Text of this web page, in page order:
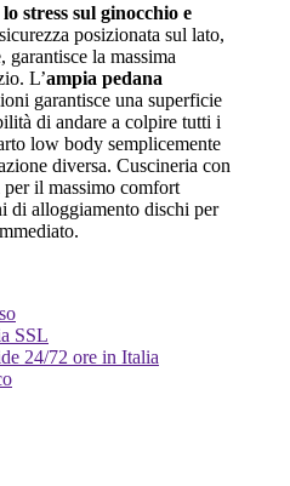
stress sul ginocchio e
posizionata sul lato,
garantisce la massima
L’ampia pedana
garantisce una superficie
di andare a colpire tutti i
low body semplicemente
diversa. Cuscineria con
il massimo comfort
di alloggiamento dischi per
SSL
24/72 ore in Italia